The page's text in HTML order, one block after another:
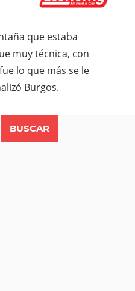
que estaba
muy técnica, con
lo que más se le
Burgos.